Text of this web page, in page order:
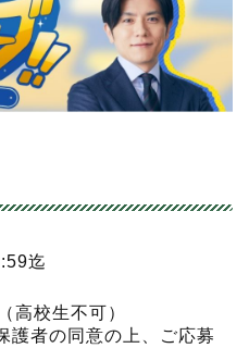
迄
高校生不可）
護者の同意の上、ご応募